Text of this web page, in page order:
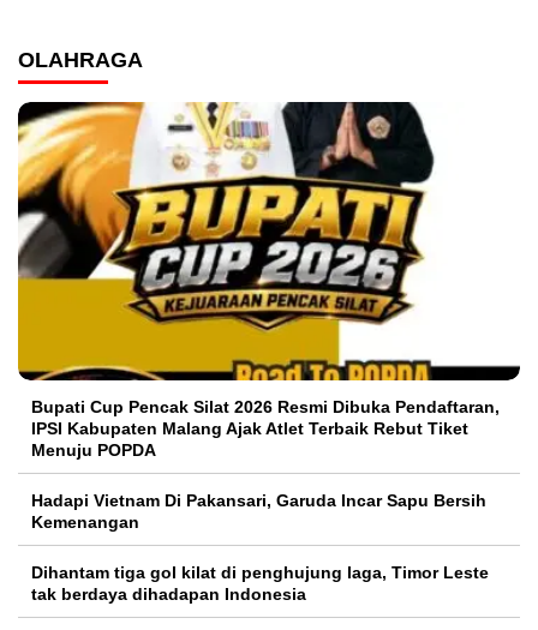
OLAHRAGA
Bupati Cup Pencak Silat 2026 Resmi Dibuka Pendaftaran,
IPSI Kabupaten Malang Ajak Atlet Terbaik Rebut Tiket
Menuju POPDA
Hadapi Vietnam Di Pakansari, Garuda Incar Sapu Bersih
Kemenangan
Dihantam tiga gol kilat di penghujung laga, Timor Leste
tak berdaya dihadapan Indonesia